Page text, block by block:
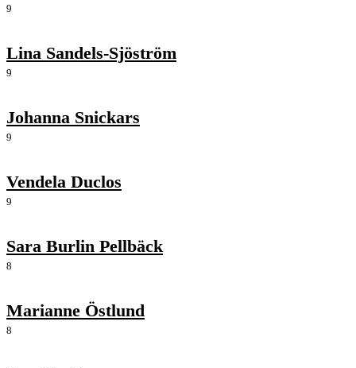
9
Lina Sandels-Sjöström
9
Johanna Snickars
9
Vendela Duclos
9
Sara Burlin Pellbäck
8
Marianne Östlund
8